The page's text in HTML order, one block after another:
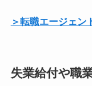
＞転職エージェン
失業給付や職